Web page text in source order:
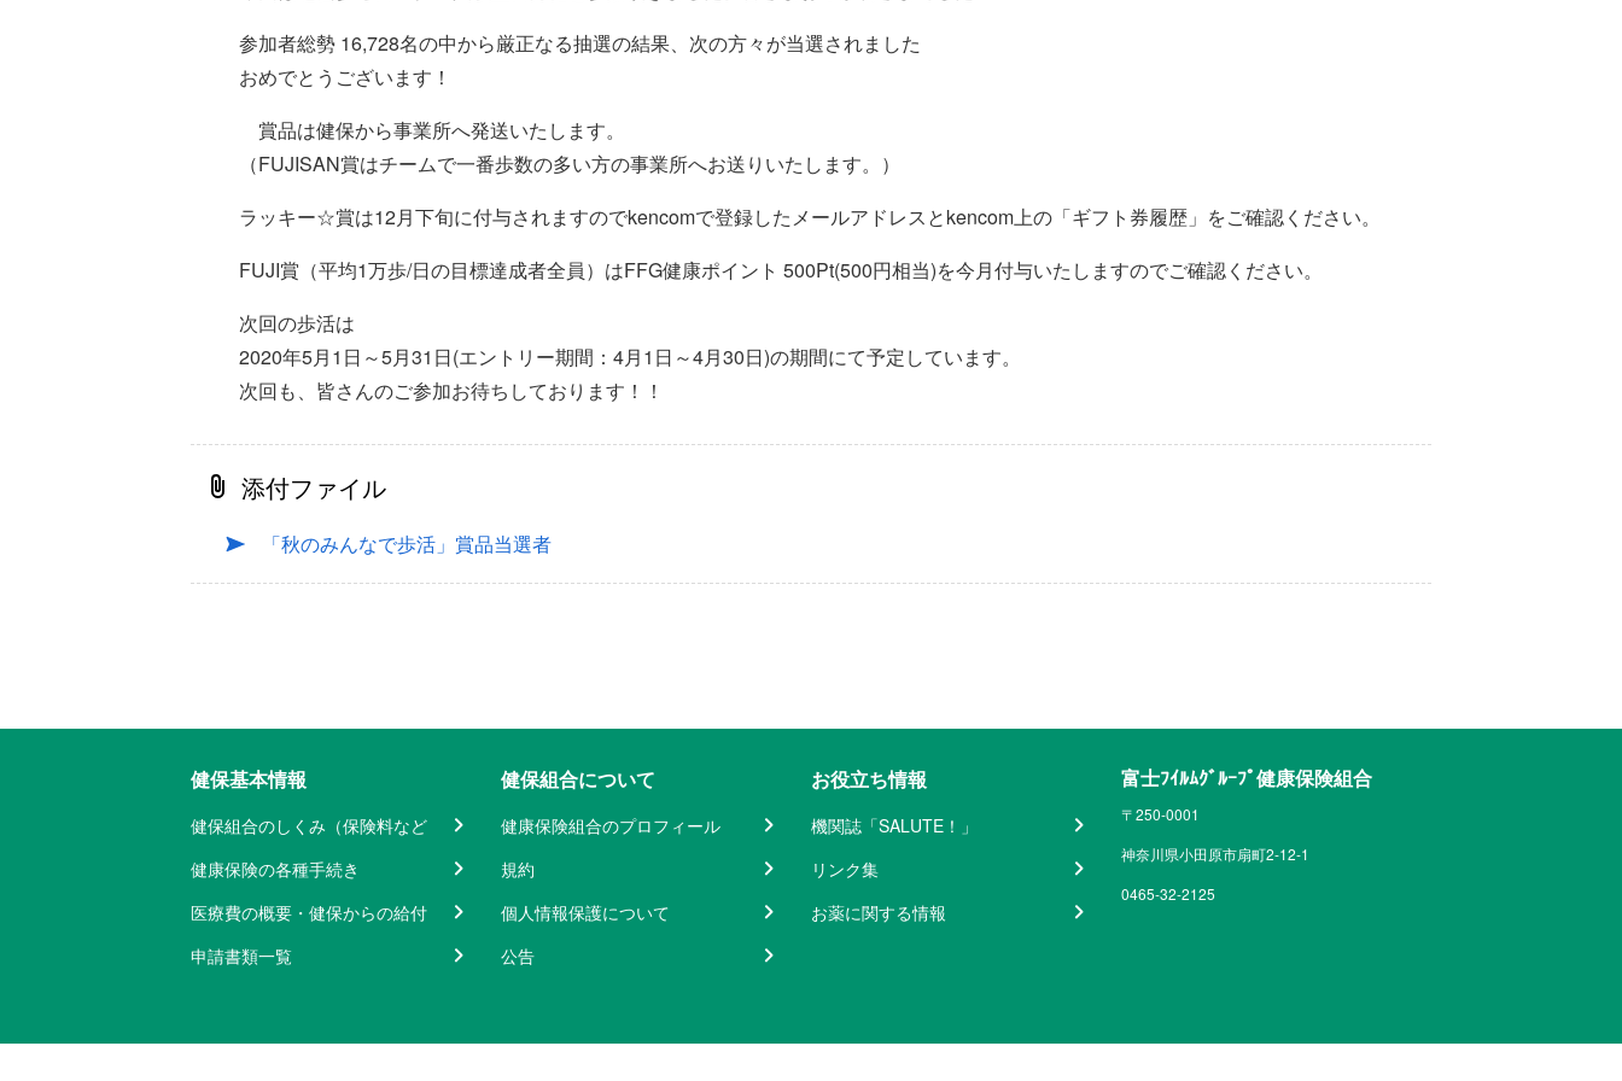
参加者総勢 16,728名の中から厳正なる抽選の結果、次の方々が当選されました
おめでとうございます！
賞品は健保から事業所へ発送いたします。
（FUJISAN賞はチームで一番歩数の多い方の事業所へお送りいたします。）
ラッキー☆賞は12月下旬に付与されますのでkencomで登録したメールアドレスとkencom上の「ギフト券履歴」をご確認ください。
FUJI賞（平均1万歩/日の目標達成者全員）はFFG健康ポイント 500Pt(500円相当)を今月付与いたしますのでご確認ください。
次回の歩活は
2020年5月1日～5月31日(エントリー期間：4月1日～4月30日)の期間にて予定しています。
次回も、皆さんのご参加お待ちしております！！
添付ファイル
「秋のみんなで歩活」賞品当選者
健保基本情報
健保組合のしくみ（保険料など
健康保険の各種手続き
医療費の概要・健保からの給付
申請書類一覧
健保組合について
健康保険組合のプロフィール
規約
個人情報保護について
公告
お役立ち情報
機関誌「SALUTE！」
リンク集
お薬に関する情報
富士ﾌｲﾙﾑｸﾞﾙｰﾌﾟ健康保険組合
〒250-0001
神奈川県小田原市扇町2-12-1
0465-32-2125